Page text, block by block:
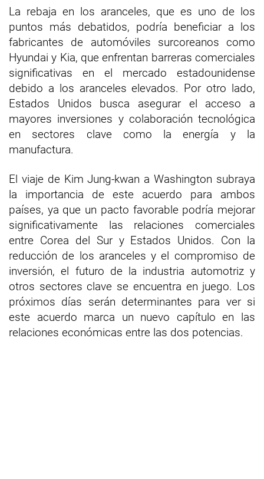
La rebaja en los aranceles, que es uno de los
puntos más debatidos, podría beneficiar a los
fabricantes de automóviles surcoreanos como
Hyundai y Kia, que enfrentan barreras comerciales
significativas en el mercado estadounidense
debido a los aranceles elevados. Por otro lado,
Estados Unidos busca asegurar el acceso a
mayores inversiones y colaboración tecnológica
en sectores clave como la energía y la
manufactura.
El viaje de Kim Jung-kwan a Washington subraya
la importancia de este acuerdo para ambos
países, ya que un pacto favorable podría mejorar
significativamente las relaciones comerciales
entre Corea del Sur y Estados Unidos. Con la
reducción de los aranceles y el compromiso de
inversión, el futuro de la industria automotriz y
otros sectores clave se encuentra en juego. Los
próximos días serán determinantes para ver si
este acuerdo marca un nuevo capítulo en las
relaciones económicas entre las dos potencias.